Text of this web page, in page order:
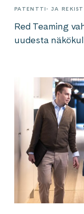
PATENTTI- JA
Red Teaming
uudesta